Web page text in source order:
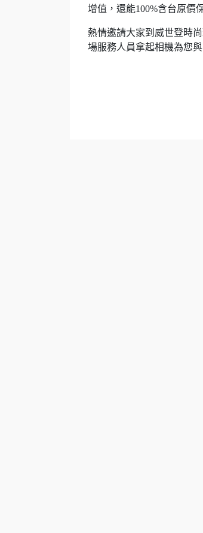
增值，還能100%含台原價
熱情邀請大家到威世登時
場服務人員拿起相機為您